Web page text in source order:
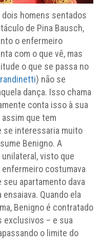
homens sentados
de Pina Bausch,
o enfermeiro
com o que vê, mas
o que se passa no
) não se
dança. Isso chama
conta isso à sua
que tem
se interessaria muito
Benigno. A
visto que
enfermeiro costumava
apartamento dava
Quando ela
Benigno é contratado
exclusivos – e sua
o limite do